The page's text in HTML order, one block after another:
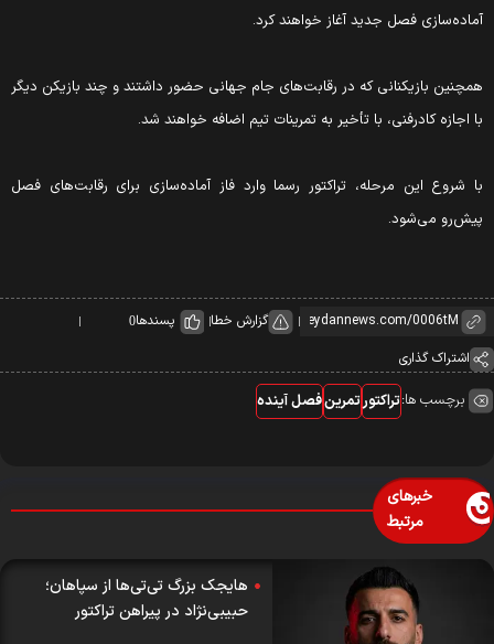
فصل جدید آغاز خواهند کرد.
بازیکنانی که در رقابت‌های جام جهانی حضور داشتند و چند بازیکن دیگر
اجازه کادرفنی، با تأخیر به تمرینات تیم اضافه خواهند شد.
شروع این مرحله، تراکتور رسما وارد فاز آماده‌سازی برای رقابت‌های فصل
می‌شود.
گزارش خطا پسندها0
اشتراک گذاری
برچسب ها:تراکتورتمرینفصل آینده
خبرهای
مرتبط
هایجک بزرگ تی‌تی‌ها از سپاهان؛
حبیبی‌نژاد در پیراهن تراکتور